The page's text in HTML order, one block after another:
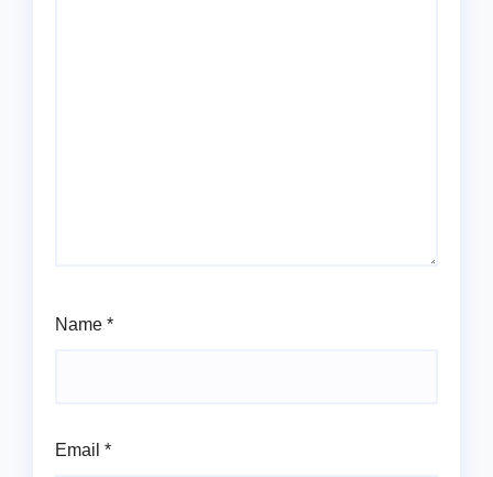
Name *
Email *